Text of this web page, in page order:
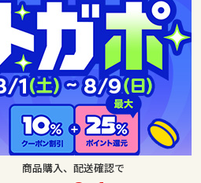
商品購入、配送確認で